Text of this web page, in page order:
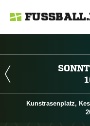
Kunstrasenplatz,